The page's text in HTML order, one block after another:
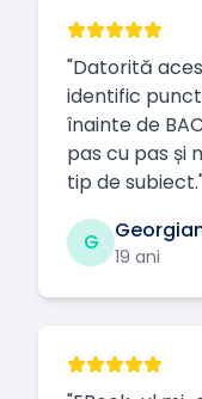
"Datorită
identific
înainte de
pas cu pas
tip de subiect.
G
19 ani